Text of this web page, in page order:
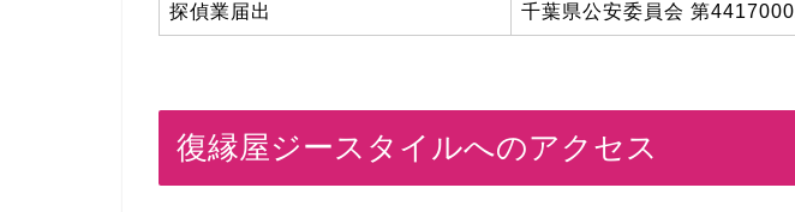
探偵業届出 千葉県公安委員会 第
復縁屋ジースタイルへのアクセス